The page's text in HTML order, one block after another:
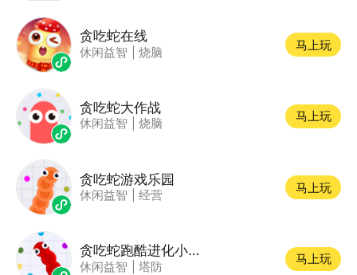
贪吃蛇在线
休闲益智 烧脑
马上玩
贪吃蛇大作战
休闲益智 烧脑
马上玩
贪吃蛇游戏乐园
休闲益智 经营
马上玩
贪吃蛇跑酷进化小游戏
休闲益智 塔防
马上玩